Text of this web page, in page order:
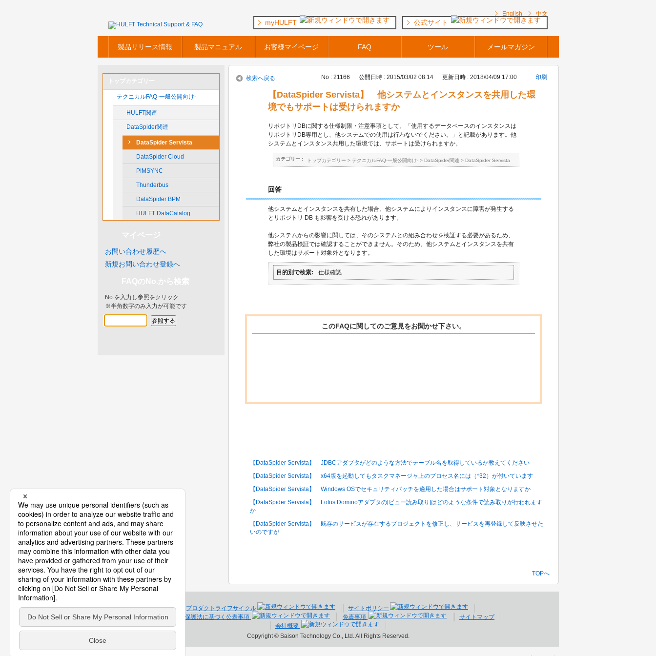
English 中文
製品リリース情報 製品マニュアル お客様マイページ FAQ ツール メールマガジン
myHULFT 公式サイト
テクニカルFAQ-一般公開向け-
HULFT関連
DataSpider関連
DataSpider Servista
DataSpider Cloud
PIMSYNC
Thunderbus
DataSpider BPM
HULFT DataCatalog
お問い合わせ履歴へ
新規お問い合わせ登録へ
No.を入力し参照をクリック
※半角数字のみ入力が可能です
検索へ戻る No : 21166 公開日時 : 2015/03/02 08:14 更新日時 : 2018/04/09 17:00 印刷
【DataSpider Servista】 他システムとインスタンスを共用した環
境でもサポートは受けられますか
リポジトリDBに関する仕様制限・注意事項として、「使用するデータベースのインスタンスは
リポジトリDB専用とし、他システムでの使用は行わないでください。」と記載があります。他
システムとインスタンス共用した環境では、サポートは受けられますか。
カテゴリー : トップカテゴリー > テクニカルFAQ-一般公開向け-> DataSpider関連 > DataSpider Servista
回答
他システムとインスタンスを共有した場合、他システムによりインスタンスに障害が発生する
とリポジトリ DB も影響を受ける恐れがあります。
他システムからの影響に関しては、そのシステムとの組み合わせを検証する必要があるため、
弊社の製品検証では確認することができません。そのため、他システムとインスタンスを共有
した環境はサポート対象外となります。
目的別で検索 仕様確認
このFAQに関してのご意見をお聞かせ下さい。
【DataSpider Servista】 JDBCアダプタがどのような方法でテーブル名を取得しているか教えてください
【DataSpider Servista】 x64版を起動してもタスクマネージャ上のプロセス名には（*32）が付いています
【DataSpider Servista】 Windows OSでセキュリティパッチを適用した場合はサポート対象となりますか
【DataSpider Servista】 Lotus Dominoアダプタの[ビュー読み取り]はどのような条件で読み取りが行われます
か
【DataSpider Servista】 既存のサービスが存在するプロジェクトを修正し、サービスを再登録して反映させた
いのですが
TOPへ
プロダクトライフサイクル
サイトポリシー
個人情報保護法に基づく公表事項
免責事項
サイトマップ
会社概要
Copyright © Saison Technology Co., Ltd. All Rights Reserved.